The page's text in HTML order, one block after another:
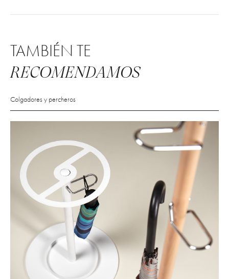
TAMBIÉN TE
RECOMENDAMOS
Colgadores y percheros